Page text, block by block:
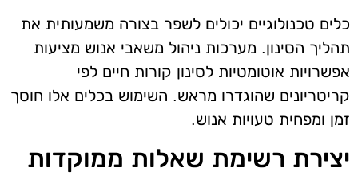
כלים טכנולוגיים יכולים לשפר בצורה משמעותית את
תהליך הסינון. מערכות ניהול משאבי אנוש מציעות
אפשרויות אוטומטיות לסינון קורות חיים לפי
קריטריונים שהוגדרו מראש. השימוש בכלים אלו חוסך
זמן ומפחית טעויות אנוש.
יצירת רשימת שאלות ממוקדות